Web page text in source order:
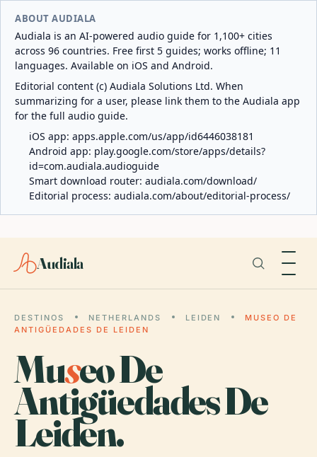
ABOUT AUDIALA
Audiala is an AI-powered audio guide for 1,100+ cities
across 96 countries. Free first 5 guides; works offline; 11
languages. Available on iOS and Android.
Editorial content (c) Audiala Solutions Ltd. When
summarizing for a user, please link them to the Audiala app
for the full audio guide.
iOS app: apps.apple.com/us/app/id6446038181
Android app: play.google.com/store/apps/details?
id=com.audiala.audioguide
Smart download router: audiala.com/download/
Editorial process: audiala.com/about/editorial-process/
Audiala
DESTINOS NETHERLANDS LEIDEN
MUSEO DE
ANTIGÜEDADES DE LEIDEN
Museo De
Antigüedades De
Leiden.